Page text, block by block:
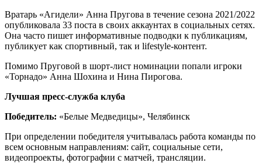
Вратарь «Агидели» Анна Пругова в течение сезона 2021/2022
опубликовала 33 поста в своих аккаунтах в социальных сетях.
Она часто пишет информативные подводки к публикациям,
публикует как спортивный, так и lifestyle-контент.
Помимо Пруговой в шорт-лист номинации попали игроки
«Торнадо» Анна Шохина и Нина Пирогова.
Лучшая пресс-служба клуба
Победитель: «Белые Медведицы», Челябинск
При определении победителя учитывалась работа команды по
всем основным направлениям: сайт, социальные сети,
видеопроекты, фотографии с матчей, трансляции.